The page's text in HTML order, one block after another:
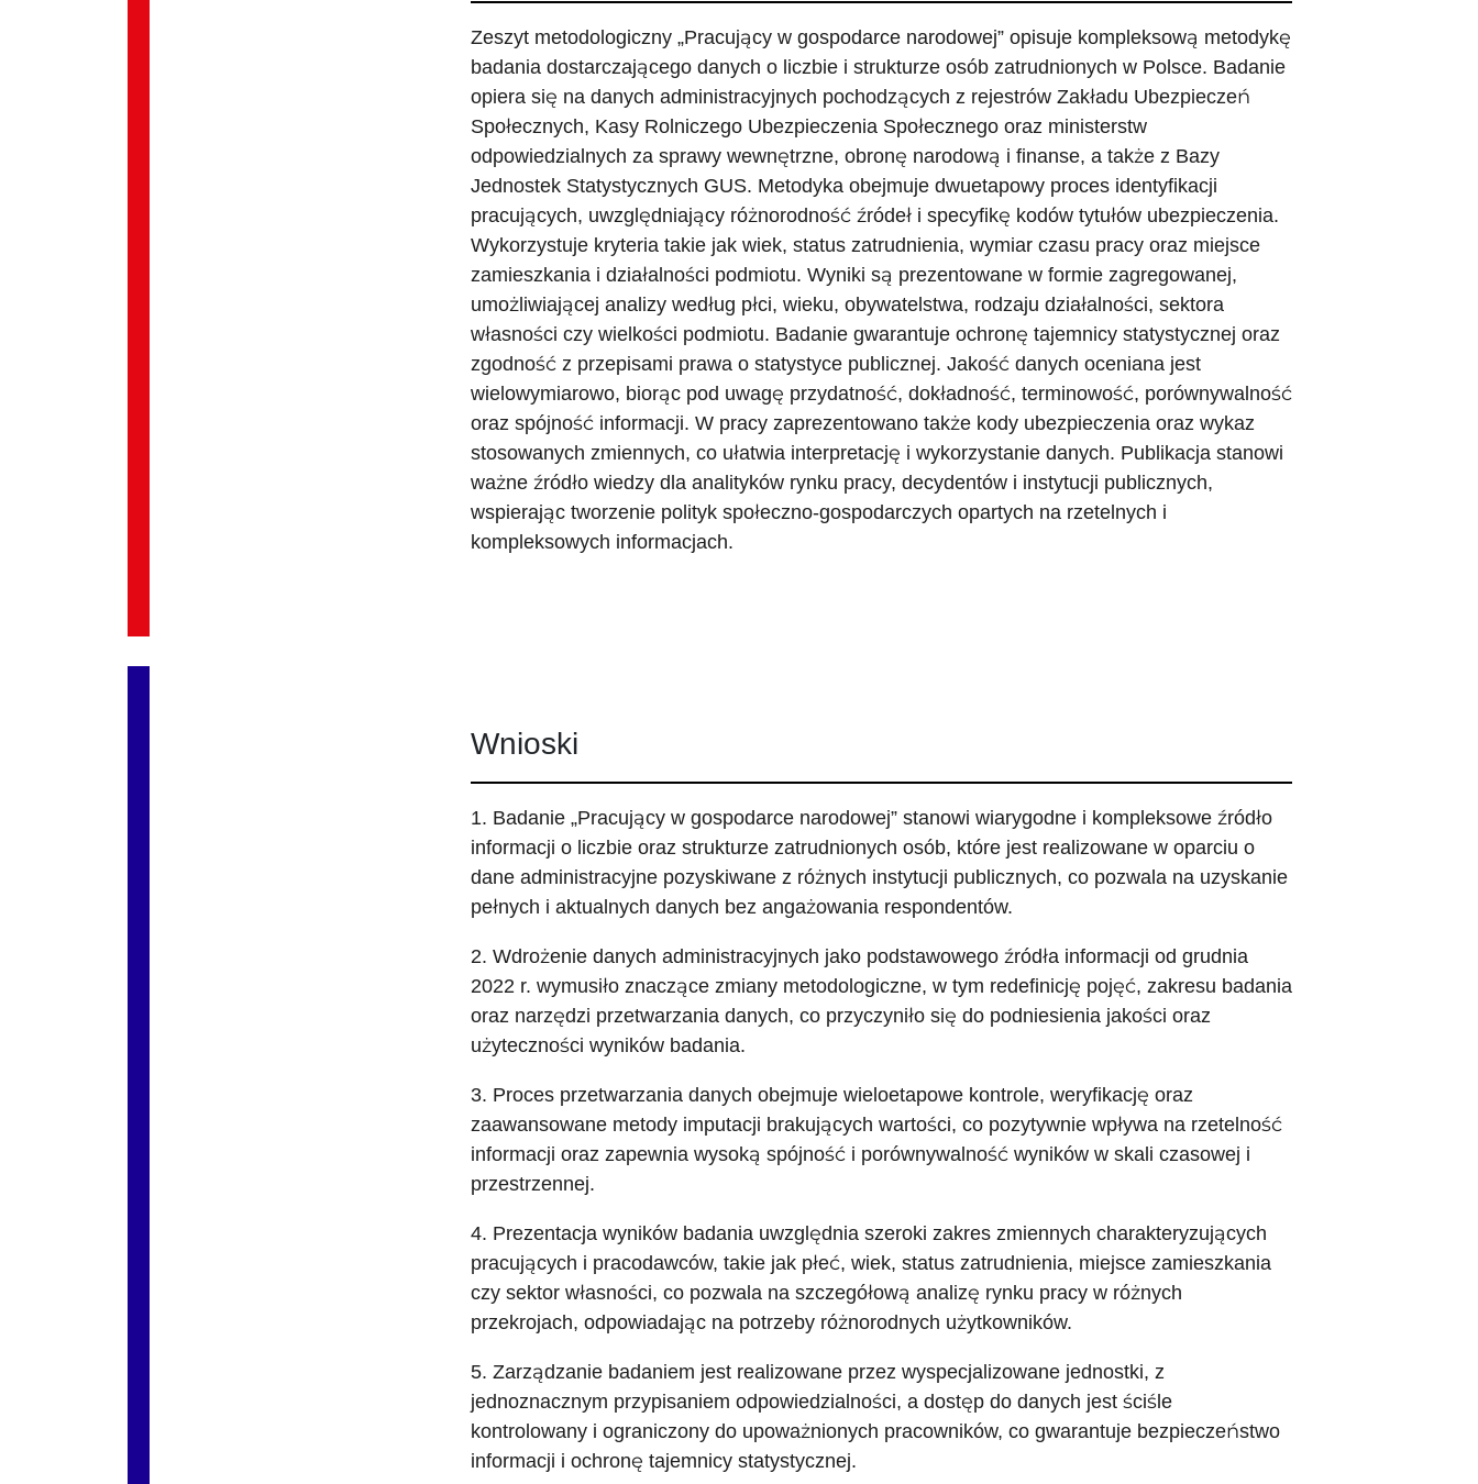
Zeszyt metodologiczny „Pracujący w gospodarce narodowej” opisuje kompleksową metodykę
badania dostarczającego danych o liczbie i strukturze osób zatrudnionych w Polsce. Badanie
opiera się na danych administracyjnych pochodzących z rejestrów Zakładu Ubezpieczeń
Społecznych, Kasy Rolniczego Ubezpieczenia Społecznego oraz ministerstw
odpowiedzialnych za sprawy wewnętrzne, obronę narodową i finanse, a także z Bazy
Jednostek Statystycznych GUS. Metodyka obejmuje dwuetapowy proces identyfikacji
pracujących, uwzględniający różnorodność źródeł i specyfikę kodów tytułów ubezpieczenia.
Wykorzystuje kryteria takie jak wiek, status zatrudnienia, wymiar czasu pracy oraz miejsce
zamieszkania i działalności podmiotu. Wyniki są prezentowane w formie zagregowanej,
umożliwiającej analizy według płci, wieku, obywatelstwa, rodzaju działalności, sektora
własności czy wielkości podmiotu. Badanie gwarantuje ochronę tajemnicy statystycznej oraz
zgodność z przepisami prawa o statystyce publicznej. Jakość danych oceniana jest
wielowymiarowo, biorąc pod uwagę przydatność, dokładność, terminowość, porównywalność
oraz spójność informacji. W pracy zaprezentowano także kody ubezpieczenia oraz wykaz
stosowanych zmiennych, co ułatwia interpretację i wykorzystanie danych. Publikacja stanowi
ważne źródło wiedzy dla analityków rynku pracy, decydentów i instytucji publicznych,
wspierając tworzenie polityk społeczno-gospodarczych opartych na rzetelnych i
kompleksowych informacjach.
Wnioski
1. Badanie „Pracujący w gospodarce narodowej” stanowi wiarygodne i kompleksowe źródło
informacji o liczbie oraz strukturze zatrudnionych osób, które jest realizowane w oparciu o
dane administracyjne pozyskiwane z różnych instytucji publicznych, co pozwala na uzyskanie
pełnych i aktualnych danych bez angażowania respondentów.
2. Wdrożenie danych administracyjnych jako podstawowego źródła informacji od grudnia
2022 r. wymusiło znaczące zmiany metodologiczne, w tym redefinicję pojęć, zakresu badania
oraz narzędzi przetwarzania danych, co przyczyniło się do podniesienia jakości oraz
użyteczności wyników badania.
3. Proces przetwarzania danych obejmuje wieloetapowe kontrole, weryfikację oraz
zaawansowane metody imputacji brakujących wartości, co pozytywnie wpływa na rzetelność
informacji oraz zapewnia wysoką spójność i porównywalność wyników w skali czasowej i
przestrzennej.
4. Prezentacja wyników badania uwzględnia szeroki zakres zmiennych charakteryzujących
pracujących i pracodawców, takie jak płeć, wiek, status zatrudnienia, miejsce zamieszkania
czy sektor własności, co pozwala na szczegółową analizę rynku pracy w różnych
przekrojach, odpowiadając na potrzeby różnorodnych użytkowników.
5. Zarządzanie badaniem jest realizowane przez wyspecjalizowane jednostki, z
jednoznacznym przypisaniem odpowiedzialności, a dostęp do danych jest ściśle
kontrolowany i ograniczony do upoważnionych pracowników, co gwarantuje bezpieczeństwo
informacji i ochronę tajemnicy statystycznej.